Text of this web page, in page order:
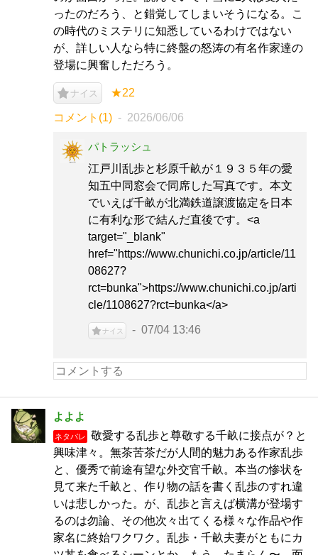
ったのだろう、と錯覚してしまいそうになる。こ
の時代のミステリに知悉しているわけではない
が、詳しい人なら特に終盤の怒涛の有名作家達の
登場に興奮しただろう。
ナイス ★22
コメント(1) 2026/06/06
パトラッシュ
江戸川乱歩と杉原千畝が１９３５年の愛
知五中同窓会で同席した写真です。本文
でいえば千畝が北満鉄道譲渡協定を日本
に有利な形で結んだ直後です。<a
target="_blank"
href="https://www.chunichi.co.jp/article/11
08627?
rct=bunka">https://www.chunichi.co.jp/arti
cle/1108627?rct=bunka</a>
ナイス 07/04 13:46
よよよ
ネタバレ
敬愛する乱歩と尊敬する千畝に接点が？と
興味津々。無茶苦茶だが人間的魅力ある作家乱歩
と、優秀で前途有望な外交官千畝。本当の惨状を
見て来た千畝と、作り物の話を書く乱歩のすれ違
いは悲しかった。が、乱歩と言えば横溝が登場す
るのは勿論、その他次々出てくる様々な作品や作
家名に終始ワクワク。乱歩・千畝夫妻がともにカ